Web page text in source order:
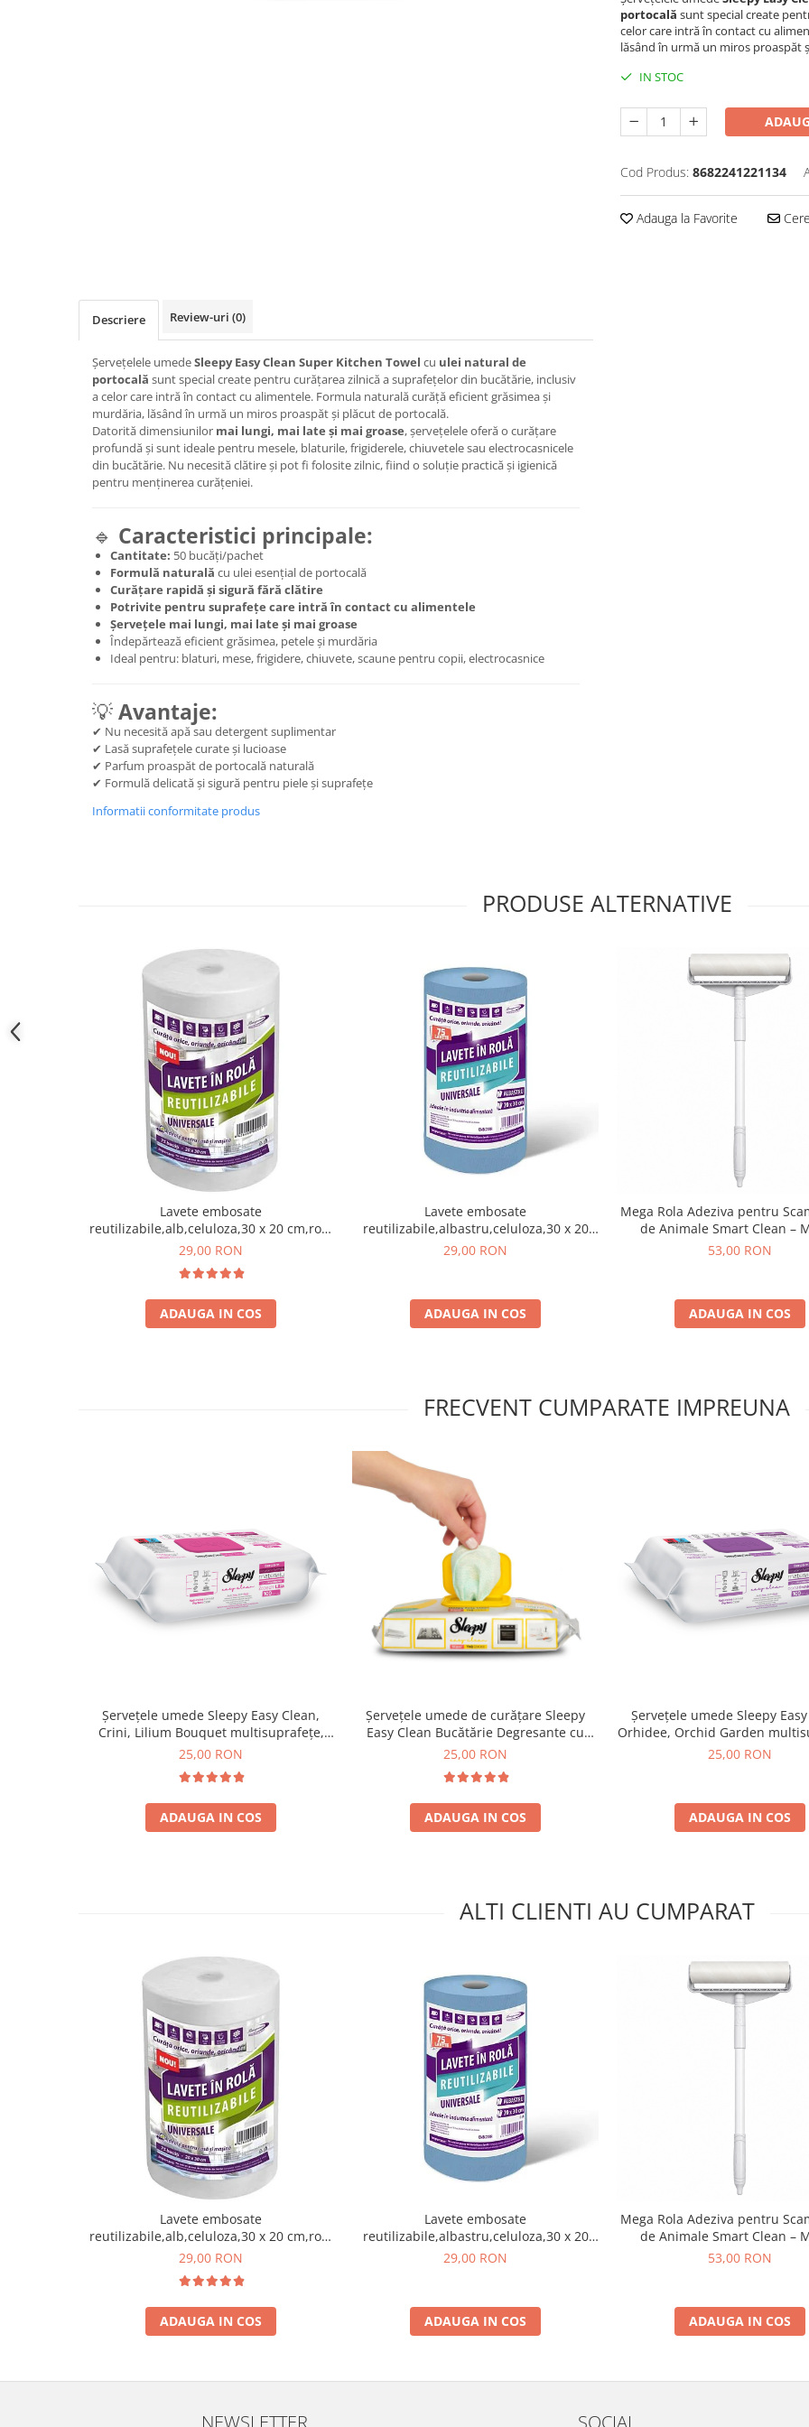
Produse incontinenta
Servetele Umede
portocală sunt special create
celor care intră în contact cu
lăsând în urmă un miros proaspăt
IN STOC
Cod Produs: 8682241221134
Adauga la Favorite
Descriere Review-uri (0)
Șervețelele umedeSleepy Easy Clean Super Kitchen Towel cu ulei natural de
portocală sunt special create pentru curățarea zilnică a suprafețelor din bucătărie, inclusiv
a celor care intră în contact cu alimentele. Formula naturală curăță eficient grăsimea și
murdăria, lăsând în urmă un miros proaspăt și plăcut de portocală.
Datorită dimensiunilor mai lungi, mai late și mai groase, șervețelele oferă o curățare
profundă și sunt ideale pentru mesele, blaturile, frigiderele, chiuvetele sau electrocasnicele
din bucătărie. Nu necesită clătire și pot fi folosite zilnic, fiind o soluție practică și igienică
pentru menținerea curățeniei.
🔹 Caracteristici principale:
Cantitate: 50 bucăți/pachet
Formulă naturală cu ulei esențial de portocală
Curățare rapidă și sigură fără clătire
Potrivite pentru suprafețe care intră în contact cu alimentele
Șervețele mai lungi, mai late și mai groase
Îndepărtează eficient grăsimea, petele și murdăria
Ideal pentru: blaturi, mese, frigidere, chiuvete, scaune pentru copii, electrocasnice
💡Avantaje:
✔ Nu necesită apă sau detergent suplimentar
✔ Lasă suprafețele curate și lucioase
✔ Parfum proaspăt de portocală naturală
✔ Formulă delicată și sigură pentru piele și suprafețe
Informatii conformitate produs
PRODUSE ALTERNATIVE
Lavete embosate
reutilizabile,alb,celuloza,30 x 20 cm,rola
75 bucati
29,00 RON
ADAUGA IN COS
Lavete embosate
reutilizabile,albastru,celuloza,30 x 20
cm,rola 75 bucati
29,00 RON
ADAUGA IN COS
Mega Rola Adeziva pentru
de Animale Smart Clean –
Extensibil 115 cm 25 Foi
53,00 RON
ADAUGA IN COS
FRECVENT CUMPARATE IMPREUNA
Șervețele umede Sleepy Easy Clean,
Crini, Lilium Bouquet multisuprafețe,
100 buc
25,00 RON
ADAUGA IN COS
Șervețele umede de curățare Sleepy
Easy Clean Bucătărie Degresante cu
spumă activă 30 bucăți
25,00 RON
ADAUGA IN COS
Șervețele umede Sleepy
Orhidee, Orchid Garden
100 buc
25,00 RON
ADAUGA IN COS
ALTI CLIENTI AU CUMPARAT
Lavete embosate
reutilizabile,alb,celuloza,30 x 20 cm,rola
75 bucati
29,00 RON
ADAUGA IN COS
Lavete embosate
reutilizabile,albastru,celuloza,30 x 20
cm,rola 75 bucati
29,00 RON
ADAUGA IN COS
Mega Rola Adeziva pentru
de Animale Smart Clean –
Extensibil 115 cm 25 Foi
53,00 RON
ADAUGA IN COS
NEWSLETTER SOCIAL